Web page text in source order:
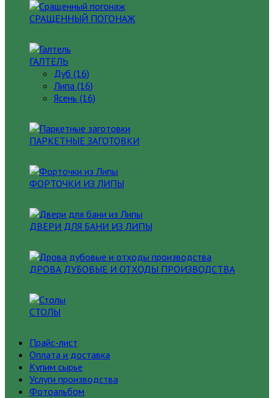
СРАЩЕННЫЙ ПОГОНАЖ
ГАЛТЕЛЬ
Дуб (16)
Липа (16)
Ясень (16)
ПАРКЕТНЫЕ ЗАГОТОВКИ
ФОРТОЧКИ ИЗ ЛИПЫ
ДВЕРИ ДЛЯ БАНИ ИЗ ЛИПЫ
ДРОВА ДУБОВЫЕ И ОТХОДЫ ПРОИЗВОДСТВА
СТОЛЫ
Прайс-лист
Оплата и доставка
Купим сырье
Услуги производства
Фотоальбом